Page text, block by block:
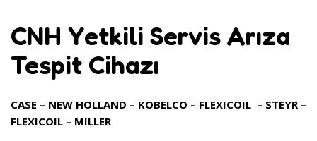
CNH Yetkili Servis Arıza
Tespit Cihazı
CASE – NEW HOLLAND – KOBELCO – FLEXICOIL – STEYR –
FLEXICOIL – MILLER